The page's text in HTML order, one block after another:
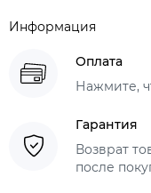
Информация
Оплата
Нажмите,
Гарантия
Возврат
после